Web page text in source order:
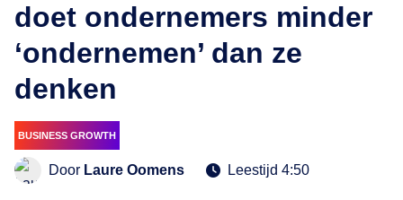
doet ondernemers minder
‘ondernemen’ dan ze
denken
BUSINESS GROWTH
Door Laure Oomens Leestijd 4:50